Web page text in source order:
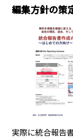
編集方針の策
実際に統合報告